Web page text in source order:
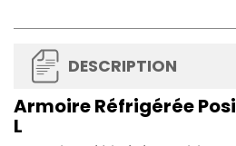
DESCRIPTION
Armoire Réfrigérée
L